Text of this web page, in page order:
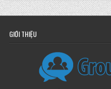
GIỚI THIỆU